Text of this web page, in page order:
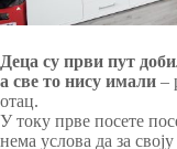
Деца су први пут
а све то нису имали –
отац.
У току прве посете
нема услова да за